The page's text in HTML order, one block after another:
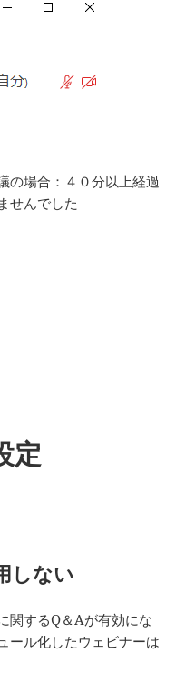
の場合：４０分以上経過
せんでした
定
しない
関するQ＆Aが有効にな
ール化したウェビナーは